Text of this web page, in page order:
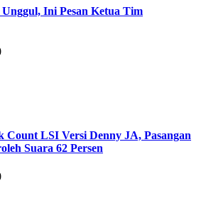
Ini Pesan Ketua Tim
Count LSI Versi Denny JA, Pasangan
Suara 62 Persen